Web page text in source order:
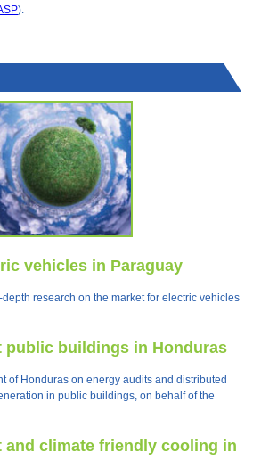
).
vehicles in Paraguay
research on the market for electric vehicles
public buildings in Honduras
of Honduras on energy audits and distributed
in public buildings, on behalf of the
and climate friendly cooling in